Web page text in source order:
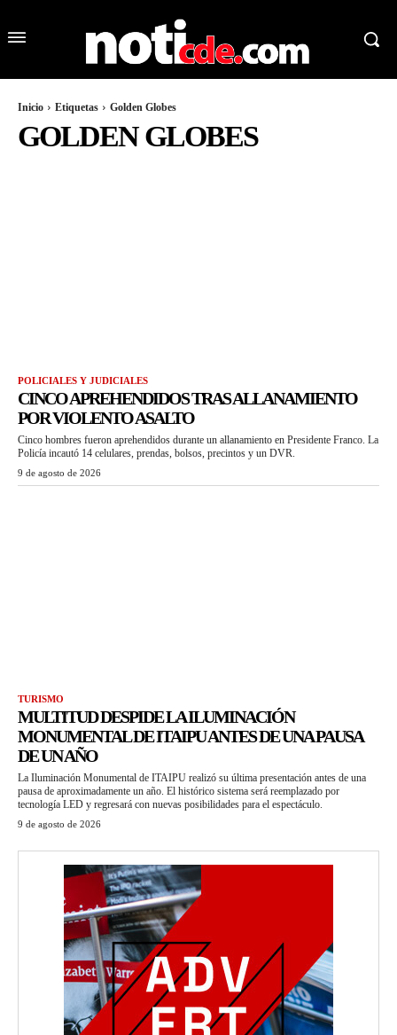
Inicio Etiquetas Golden Globes
GOLDEN GLOBES
POLICIALES Y JUDICIALES
CINCO APREHENDIDOS TRAS ALLANAMIENTO
POR VIOLENTO ASALTO
Cinco hombres fueron aprehendidos durante un allanamiento en Presidente Franco. La
Policía incautó 14 celulares, prendas, bolsos, precintos y un DVR.
9 de agosto de 2026
TURISMO
MULTITUD DESPIDE LA ILUMINACIÓN
MONUMENTAL DE ITAIPU ANTES DE UNA PAUSA
DE UN AÑO
La Iluminación Monumental de ITAIPU realizó su última presentación antes de una
pausa de aproximadamente un año. El histórico sistema será reemplazado por
tecnología LED y regresará con nuevas posibilidades para el espectáculo.
9 de agosto de 2026